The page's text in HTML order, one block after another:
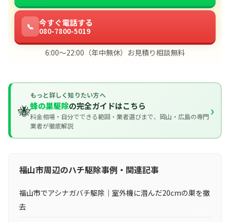
📞 今すぐ電話する
080-7800-5019
6:00〜22:00（年中無休）お見積り相談無料
🐝
もっと詳しく知りたい方へ
蜂の巣駆除の完全ガイドはこちら
料金相場・自分でできる範囲・業者選びまで、岡山・広島の専門
業者が徹底解説
›
福山市周辺のハチ駆除事例・関連記事
福山市でアシナガバチ駆除｜室外機に潜んだ20cmの巣を撤
去